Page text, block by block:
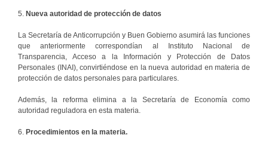
5. Nueva autoridad de protección de datos
La Secretaría de Anticorrupción y Buen Gobierno asumirá las funciones
que anteriormente correspondían al Instituto Nacional de
Transparencia, Acceso a la Información y Protección de Datos
Personales (INAI), convirtiéndose en la nueva autoridad en materia de
protección de datos personales para particulares.
Además, la reforma elimina a la Secretaría de Economía como
autoridad reguladora en esta materia.
6. Procedimientos en la materia.